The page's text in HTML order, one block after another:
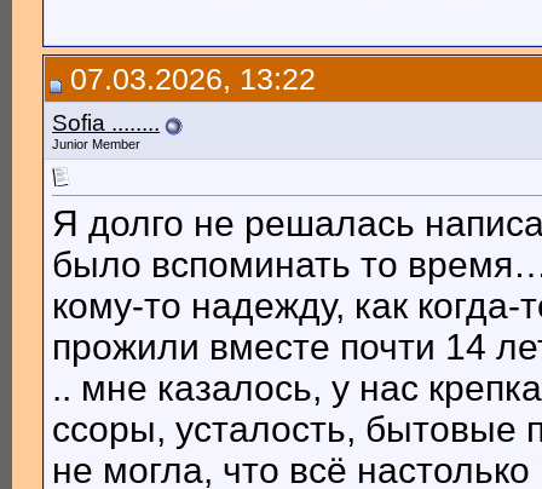
07.03.2026, 13:22
Sofia ........
Junior Member
Я долго не решалась
было вспоминать то
кому-то надежду, как
прожили вместе почти 14
.. мне казалось, у нас
ссоры, усталость, бытовые
не могла, что всё